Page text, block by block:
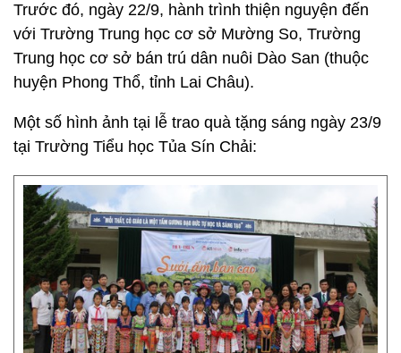
Trước đó, ngày 22/9, hành trình thiện nguyện đến
với Trường Trung học cơ sở Mường So, Trường
Trung học cơ sở bán trú dân nuôi Dào San (thuộc
huyện Phong Thổ, tỉnh Lai Châu).
Một số hình ảnh tại lễ trao quà tặng sáng ngày 23/9
tại Trường Tiểu học Tủa Sín Chải: